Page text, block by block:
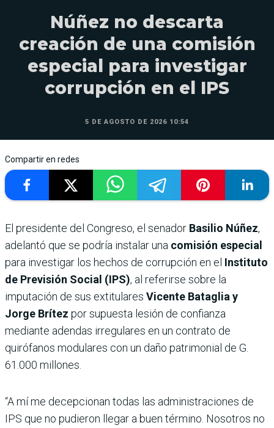
Núñez no descarta
creación de una comisión
especial para investigar
corrupción en el IPS
5 DE AGOSTO DE 2026 10:54
Compartir en redes
El presidente del Congreso, el senador Basilio Núñez,
adelantó que se podría instalar una comisión especial
para investigar los hechos de corrupción en el Instituto
de Previsión Social (IPS), al referirse sobre la
imputación de sus extitulares Vicente Bataglia y
Jorge Brítez por supuesta lesión de confianza
mediante adendas irregulares en un contrato de
quirófanos modulares con un daño patrimonial de G.
61.000 millones.
“A mí me decepcionan todas las administraciones de
IPS que no pudieron llegar a buen término. Nosotros no